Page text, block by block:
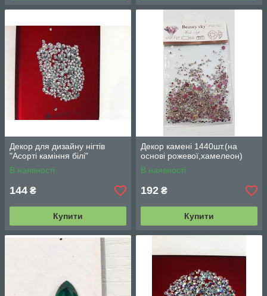
Декор для дизайну нігтів
"Асорті каміння білі"
В наявності
144 ₴
Купити
Декор камені 1440шт.(на
основі рожевої,хамелеон)
В наявності
192 ₴
Купити